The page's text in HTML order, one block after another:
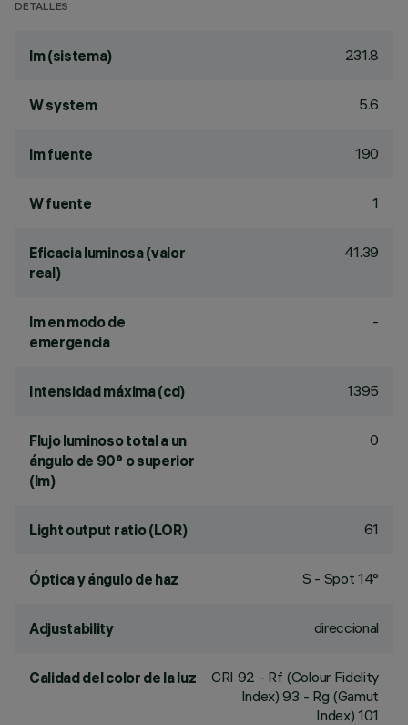
DETALLES
lm (sistema) 231.8
W system 5.6
lm fuente 190
W fuente 1
Eficacia luminosa (valor
real)
41.39
lm en modo de
emergencia
-
Intensidad máxima (cd) 1395
Flujo luminoso total a un
ángulo de 90° o superior
(lm)
0
Light output ratio (LOR) 61
Óptica y ángulo de haz S - Spot 14°
Adjustability direccional
Calidad del color de la luz CRI 92 - Rf (Colour Fidelity
Index) 93 - Rg (Gamut
Index) 101